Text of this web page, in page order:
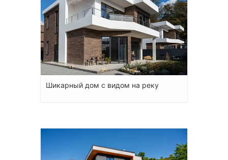
Шикарный дом с видом на реку